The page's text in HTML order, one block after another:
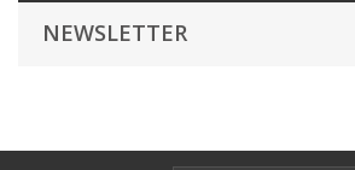
NEWSLETTER